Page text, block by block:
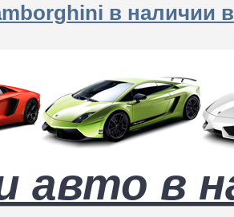
в наличии
авто в